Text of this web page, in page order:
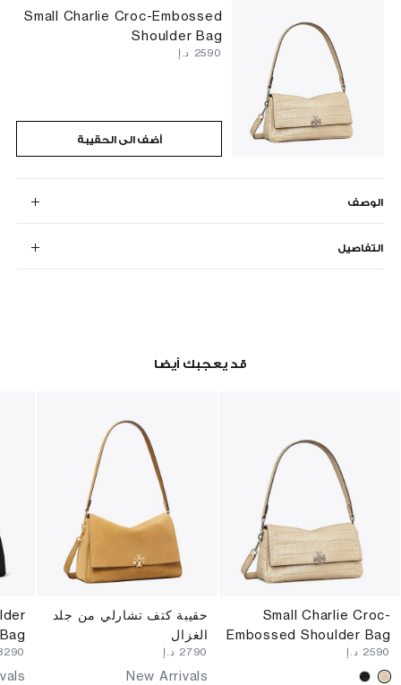
Small Charlie Croc-Embossed
Shoulder Bag
أضف الى الحقيبة
الوصف
التفاصيل
قد يعجبك أيضا
Small Charlie Croc-
Embossed Shoulder Bag
حقيبة كتف تشارلي من جلد
الغزال
New Arrivals
Bag